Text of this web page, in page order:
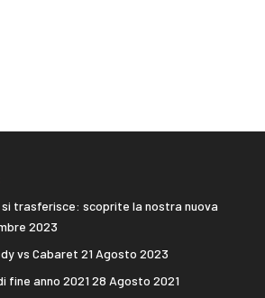
si trasferisce: scoprite la nostra nuova
2023
vs Cabaret 21 Agosto 2023
fine anno 2021 28 Agosto 2021